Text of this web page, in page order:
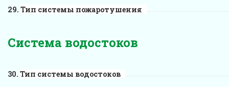
Тип системы пожаротушения
Система водостоков
Тип системы водостоков